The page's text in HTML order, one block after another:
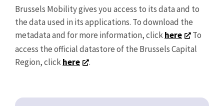
Brussels Mobility gives you access to its data and to
the data used in its applications. To download the
metadata and for more information, clickhere
To
access the official datastore of the Brussels Capital
Region, clickhere .